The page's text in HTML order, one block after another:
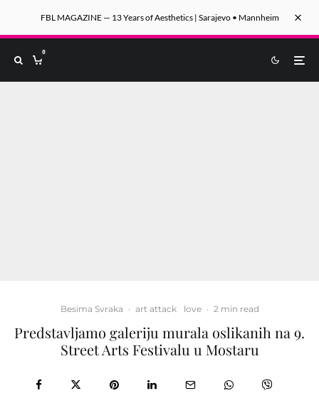
FBL MAGAZINE — 13 Years of Aesthetics | Sarajevo • Mannheim
0
Besima Svraka · art attack love · 2 min read
Predstavljamo galeriju murala oslikanih na 9.
Street Arts Festivalu u Mostaru